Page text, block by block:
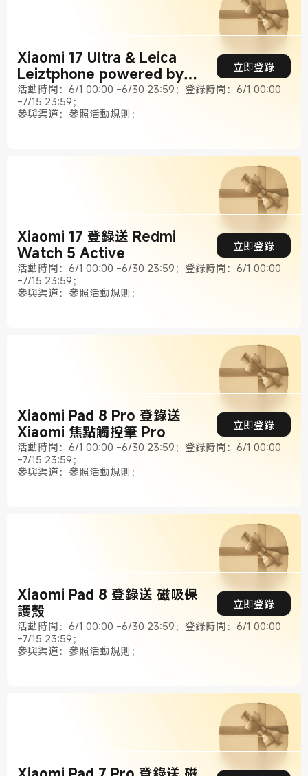
Xiaomi 17 Ultra & Leica
Leiztphone powered by
Xiaomi 登錄送影像套裝
立即登錄
活動時間：6/1 00:00 -6/30 23:59；登錄時間：6/1 00:00
-7/15 23:59；
參與渠道：參照活動規則；
Xiaomi 17 登錄送 Redmi
Watch 5 Active
立即登錄
活動時間：6/1 00:00 -6/30 23:59；登錄時間：6/1 00:00
-7/15 23:59；
參與渠道：參照活動規則；
Xiaomi Pad 8 Pro 登錄送
Xiaomi 焦點觸控筆 Pro
立即登錄
活動時間：6/1 00:00 -6/30 23:59；登錄時間：6/1 00:00
-7/15 23:59；
參與渠道：參照活動規則；
Xiaomi Pad 8 登錄送 磁吸保
護殼
立即登錄
活動時間：6/1 00:00 -6/30 23:59；登錄時間：6/1 00:00
-7/15 23:59；
參與渠道：參照活動規則；